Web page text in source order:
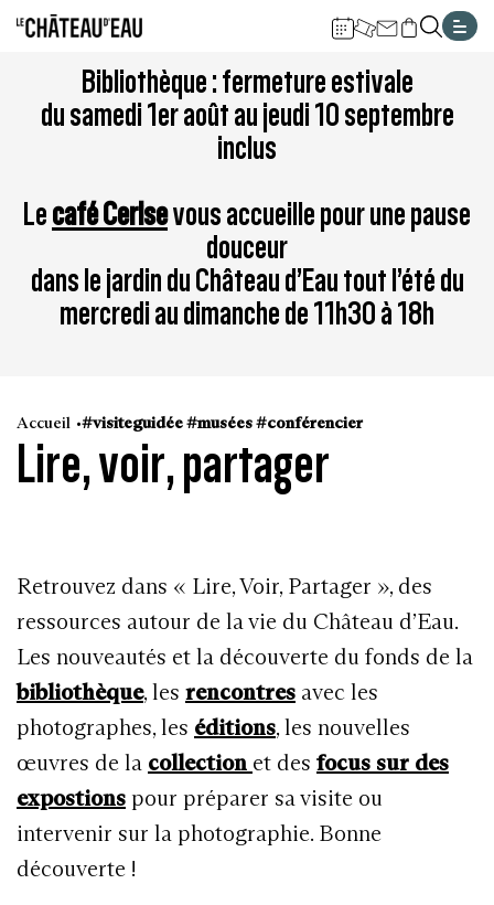
Aller
contenu
Aller
à
la
navigation
à
la
recherche
Aller
au
pied
plan
Bibliothèque : fermeture estivale
du samedi 1er août au jeudi 10 septembre
inclus
Lecafé Cerisevous accueille pour une pause
douceur
dans le jardin du Château d’Eau tout l’été du
mercredi au dimanche de 11h30 à 18h
Accueil #visiteguidée #musées #conférencier
Lire, voir, partager
Retrouvez dans « Lire, Voir, Partager », des
ressources autour de la vie du Château d’Eau.
Les nouveautés et la découverte du fonds de la
bibliothèque, les rencontres avec les
photographes, les éditions, les nouvelles
œuvres de la collection et des focus sur des
expostions pour préparer sa visite ou
intervenir sur la photographie. Bonne
découverte !